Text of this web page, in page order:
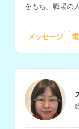
をもち、職場の
メッセージ